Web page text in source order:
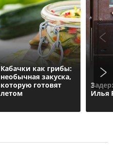
Кабачки как грибы:
необычная закуска,
которую готовят
летом
Илья